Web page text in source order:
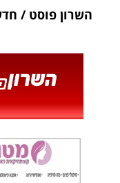
השרון פוסט /